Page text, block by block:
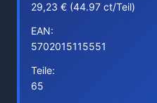
29,23 € (44.97 ct/Teil)
EAN:
5702015115551
Teile:
65